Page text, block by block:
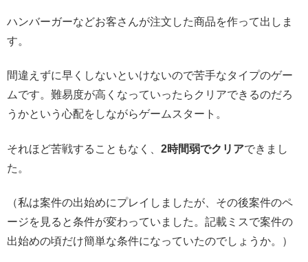
ハンバーガーなどお客さんが注文した商品を作って出しま
す。
間違えずに早くしないといけないので苦手なタイプのゲー
ムです。難易度が高くなっていったらクリアできるのだろ
うかという心配をしながらゲームスタート。
それほど苦戦することもなく、 2時間弱でクリアできまし
た。
（私は案件の出始めにプレイしましたが、その後案件のペ
ージを見ると条件が変わっていました。記載ミスで案件の
出始めの頃だけ簡単な条件になっていたのでしょうか。）